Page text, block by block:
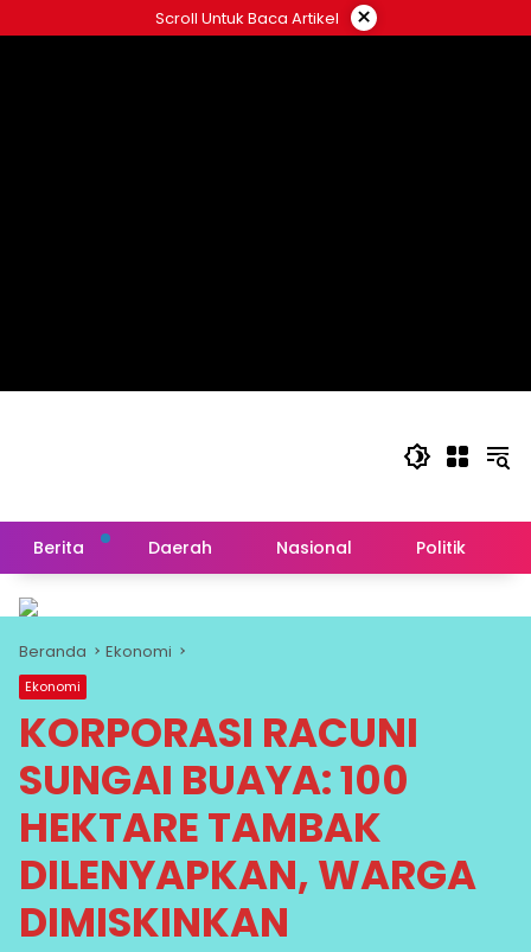
ke
Scroll Untuk Baca Artikel ×
Berita Daerah Nasional Politik
Beranda Ekonomi
Ekonomi
KORPORASI RACUNI
SUNGAI BUAYA: 100
HEKTARE TAMBAK
DILENYAPKAN, WARGA
DIMISKINKAN